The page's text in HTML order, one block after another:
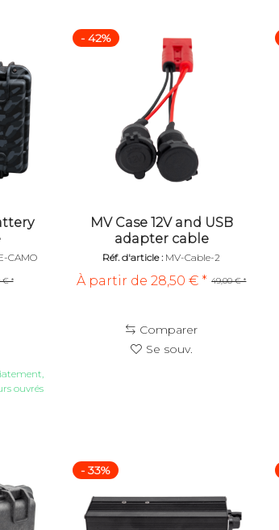
CAMO
€ *
ouvrés
- 42%
MV Case 12V and USB
adapter cable
Réf. d'article : MV-Cable-2
49,00 € *
À partir de 28,50 € *
Comparer
Se souv.
- 33%